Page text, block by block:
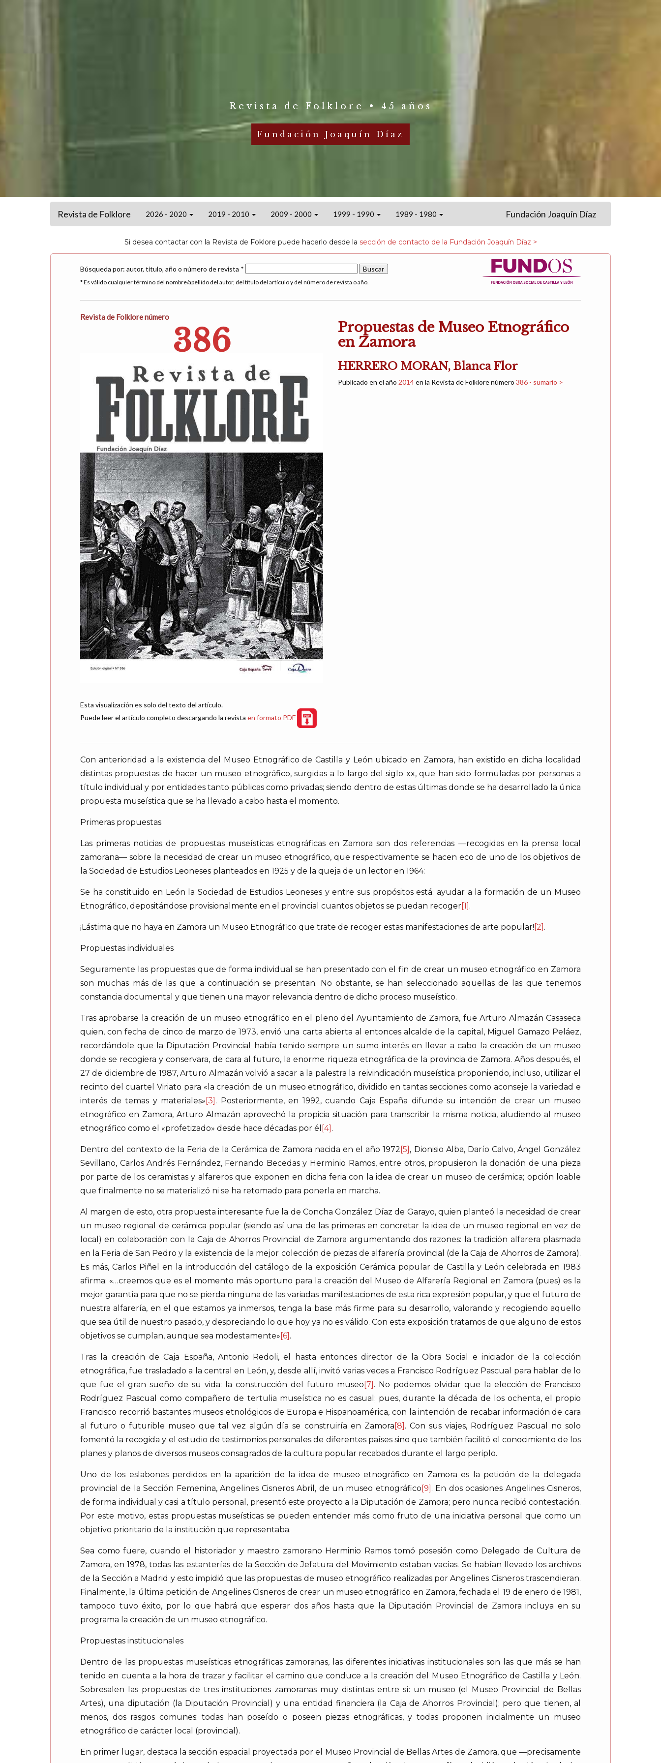
Revista de Folklore • 45 años
Fundación Joaquín Díaz
Revista de Folklore 2026 - 2020 2019 - 2010 2009 - 2000 1999 - 1990 1989 - 1980 Fundación Joaquín Díaz
Si desea contactar con la Revista de Foklore puede hacerlo desde la sección de contacto de la Fundación Joaquín Díaz >
Búsqueda por: autor, título, año o número de revista *
* Es válido cualquier término del nombre/apellido del autor, del título del artículo y del número de revista o año.
Revista de Folklore número
386
Esta visualización es solo del texto del artículo.
Puede leer el artículo completo descargando la revista en formato PDF
Propuestas de Museo Etnográfico
en Zamora
HERRERO MORAN, Blanca Flor
Publicado en el año 2014en la Revista de Folklore número 386 - sumario >
Con anterioridad a la existencia del Museo Etnográfico de Castilla y León ubicado en Zamora, han existido en dicha localidad
distintas propuestas de hacer un museo etnográfico, surgidas a lo largo del siglo xx, que han sido formuladas por personas a
título individual y por entidades tanto públicas como privadas; siendo dentro de estas últimas donde se ha desarrollado la única
propuesta museística que se ha llevado a cabo hasta el momento.
Primeras propuestas
Las primeras noticias de propuestas museísticas etnográficas en Zamora son dos referencias —recogidas en la prensa local
zamorana— sobre la necesidad de crear un museo etnográfico, que respectivamente se hacen eco de uno de los objetivos de
la Sociedad de Estudios Leoneses planteados en 1925 y de la queja de un lector en 1964:
Se ha constituido en León la Sociedad de Estudios Leoneses y entre sus propósitos está: ayudar a la formación de un Museo
Etnográfico, depositándose provisionalmente en el provincial cuantos objetos se puedan recoger [1] .
¡Lástima que no haya en Zamora un Museo Etnográfico que trate de recoger estas manifestaciones de arte popular! [2] .
Propuestas individuales
Seguramente las propuestas que de forma individual se han presentado con el fin de crear un museo etnográfico en Zamora
son muchas más de las que a continuación se presentan. No obstante, se han seleccionado aquellas de las que tenemos
constancia documental y que tienen una mayor relevancia dentro de dicho proceso museístico.
Tras aprobarse la creación de un museo etnográfico en el pleno del Ayuntamiento de Zamora, fue Arturo Almazán Casaseca
quien, con fecha de cinco de marzo de 1973, envió una carta abierta al entonces alcalde de la capital, Miguel Gamazo Peláez,
recordándole que la Diputación Provincial había tenido siempre un sumo interés en llevar a cabo la creación de un museo
donde se recogiera y conservara, de cara al futuro, la enorme riqueza etnográfica de la provincia de Zamora. Años después, el
27 de diciembre de 1987, Arturo Almazán volvió a sacar a la palestra la reivindicación museística proponiendo, incluso, utilizar el
recinto del cuartel Viriato para «la creación de un museo etnográfico, dividido en tantas secciones como aconseje la variedad e
interés de temas y materiales» [3] . Posteriormente, en 1992, cuando Caja España difunde su intención de crear un museo
etnográfico en Zamora, Arturo Almazán aprovechó la propicia situación para transcribir la misma noticia, aludiendo al museo
etnográfico como el «profetizado» desde hace décadas por él [4] .
Dentro del contexto de la Feria de la Cerámica de Zamora nacida en el año 1972 [5] , Dionisio Alba, Darío Calvo, Ángel González
Sevillano, Carlos Andrés Fernández, Fernando Becedas y Herminio Ramos, entre otros, propusieron la donación de una pieza
por parte de los ceramistas y alfareros que exponen en dicha feria con la idea de crear un museo de cerámica; opción loable
que finalmente no se materializó ni se ha retomado para ponerla en marcha.
Al margen de esto, otra propuesta interesante fue la de Concha González Díaz de Garayo, quien planteó la necesidad de crear
un museo regional de cerámica popular (siendo así una de las primeras en concretar la idea de un museo regional en vez de
local) en colaboración con la Caja de Ahorros Provincial de Zamora argumentando dos razones: la tradición alfarera plasmada
en la Feria de San Pedro y la existencia de la mejor colección de piezas de alfarería provincial (de la Caja de Ahorros de Zamora).
Es más, Carlos Piñel en la introducción del catálogo de la exposición Cerámica popular de Castilla y León celebrada en 1983
afirma: «…creemos que es el momento más oportuno para la creación del Museo de Alfarería Regional en Zamora (pues) es la
mejor garantía para que no se pierda ninguna de las variadas manifestaciones de esta rica expresión popular, y que el futuro de
nuestra alfarería, en el que estamos ya inmersos, tenga la base más firme para su desarrollo, valorando y recogiendo aquello
que sea útil de nuestro pasado, y despreciando lo que hoy ya no es válido. Con esta exposición tratamos de que alguno de estos
objetivos se cumplan, aunque sea modestamente» [6] .
Tras la creación de Caja España, Antonio Redoli, el hasta entonces director de la Obra Social e iniciador de la colección
etnográfica, fue trasladado a la central en León, y, desde allí, invitó varias veces a Francisco Rodríguez Pascual para hablar de lo
que fue el gran sueño de su vida: la construcción del futuro museo [7] . No podemos olvidar que la elección de Francisco
Rodríguez Pascual como compañero de tertulia museística no es casual; pues, durante la década de los ochenta, el propio
Francisco recorrió bastantes museos etnológicos de Europa e Hispanoamérica, con la intención de recabar información de cara
al futuro o futurible museo que tal vez algún día se construiría en Zamora [8] . Con sus viajes, Rodríguez Pascual no solo
fomentó la recogida y el estudio de testimonios personales de diferentes países sino que también facilitó el conocimiento de los
planes y planos de diversos museos consagrados de la cultura popular recabados durante el largo periplo.
Uno de los eslabones perdidos en la aparición de la idea de museo etnográfico en Zamora es la petición de la delegada
provincial de la Sección Femenina, Angelines Cisneros Abril, de un museo etnográfico [9] . En dos ocasiones Angelines Cisneros,
de forma individual y casi a título personal, presentó este proyecto a la Diputación de Zamora; pero nunca recibió contestación.
Por este motivo, estas propuestas museísticas se pueden entender más como fruto de una iniciativa personal que como un
objetivo prioritario de la institución que representaba.
Sea como fuere, cuando el historiador y maestro zamorano Herminio Ramos tomó posesión como Delegado de Cultura de
Zamora, en 1978, todas las estanterías de la Sección de Jefatura del Movimiento estaban vacías. Se habían llevado los archivos
de la Sección a Madrid y esto impidió que las propuestas de museo etnográfico realizadas por Angelines Cisneros trascendieran.
Finalmente, la última petición de Angelines Cisneros de crear un museo etnográfico en Zamora, fechada el 19 de enero de 1981,
tampoco tuvo éxito, por lo que habrá que esperar dos años hasta que la Diputación Provincial de Zamora incluya en su
programa la creación de un museo etnográfico.
Propuestas institucionales
Dentro de las propuestas museísticas etnográficas zamoranas, las diferentes iniciativas institucionales son las que más se han
tenido en cuenta a la hora de trazar y facilitar el camino que conduce a la creación del Museo Etnográfico de Castilla y León.
Sobresalen las propuestas de tres instituciones zamoranas muy distintas entre sí: un museo (el Museo Provincial de Bellas
Artes), una diputación (la Diputación Provincial) y una entidad financiera (la Caja de Ahorros Provincial); pero que tienen, al
menos, dos rasgos comunes: todas han poseído o poseen piezas etnográficas, y todas proponen inicialmente un museo
etnográfico de carácter local (provincial).
En primer lugar, destaca la sección espacial proyectada por el Museo Provincial de Bellas Artes de Zamora, que —precisamente